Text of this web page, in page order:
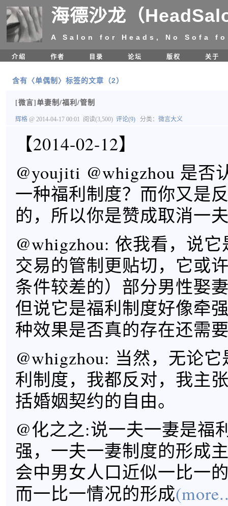
海德沙龙（
A Salon for Heads, No Sofa
介绍 作者 目录 论坛 版权 关于
含有〈单偶制〉标签的文章（2）
[微言]单妻制/福利/管制
辉格 @ 2014-04-17 00:01 阅读(3,500) 评论(9) 分类： 微言大义
【2014-02-12】
@youjiti @whigzhou 是否
一种福利制度？而你又是
的，所以你是赞成取消一
@whigzhou: 依我看，说
交易的管制更贴切，它或
条件较差的）部分男性娶
但说它是福利制度好像牵
种效果是否真的存在还需
@whigzhou: 当然，无论
利制度，我都反对，我主
括婚姻契约的自由。
@化之之:说一夫一妻是福
强，一夫一妻制度的形成
会中男女人口近似一比一
而一比一情况的形成